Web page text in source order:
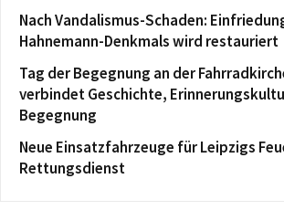
Nach Vandalismus-Schaden:
Hahnemann-Denkmals wird restauriert
Tag der Begegnung an der
verbindet Geschichte,
Begegnung
Neue Einsatzfahrzeuge für Leipzigs
Rettungsdienst